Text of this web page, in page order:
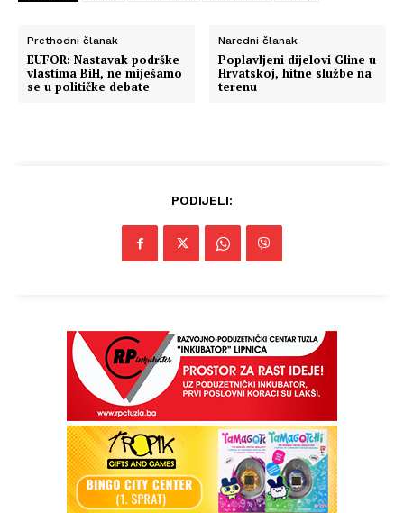
Prethodni članak
EUFOR: Nastavak podrške
vlastima BiH, ne miješamo
se u političke debate
Naredni članak
Poplavljeni dijelovi Gline u
Hrvatskoj, hitne službe na
terenu
PODIJELI: